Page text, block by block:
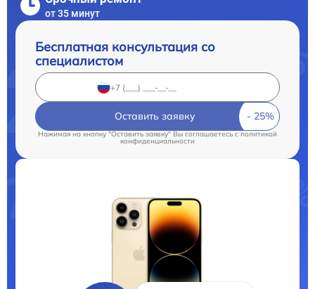
от 35 минут
Бесплатная консультация со
специалистом
Оставить заявку
Нажимая на кнопку "Оставить заявку" Вы соглашаетесь cполитикой
конфиденциальности